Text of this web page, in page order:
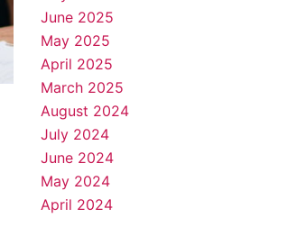
June 2025
May 2025
April 2025
March 2025
August 2024
July 2024
June 2024
May 2024
April 2024